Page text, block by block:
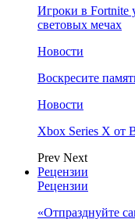
Игроки в Fortnite
световых мечах
Новости
Воскресите
Новости
Xbox Series X от
Prev Next
Рецензии
Рецензии
«Отпразднуйте